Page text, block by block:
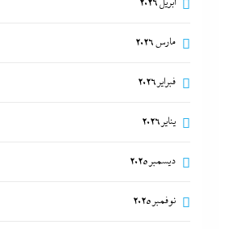
معرفته عن كواليس اتفاق نزع
ما حذرنا منه يحدث: اشتباكات
تيجراي..ونظام آبي أحمد يرتعب
28 يوليو، 2026
مارس 2026
فبراير 2026
يناير 2026
ديسمبر 2025
نوفمبر 2025